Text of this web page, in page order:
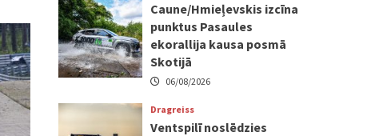
Caune/Hmieļevskis izcīna
punktus Pasaules
ekorallija kausa posmā
Skotijā
06/08/2026
Dragreiss
Ventspilī noslēdzies